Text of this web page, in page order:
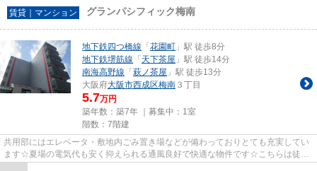
賃貸｜マンション グランパシフィック梅南
地下鉄四つ橋線 「 花園町 」駅 徒歩8分
地下鉄堺筋線 「 天下茶屋 」駅 徒歩14分
南海高野線 「 萩ノ茶屋 」駅 徒歩13分
大阪府大阪市西成区梅南 ３丁目
5.7万円
築年数：築7年 ｜募集中： 1室
階数：7階建
共用部にはエレベータ・敷地内ごみ置き場などが備わっておりとても充実してい
ます☆夏場の電気代も安く抑えられる通風良好で快適な物件です☆こちらは徒歩